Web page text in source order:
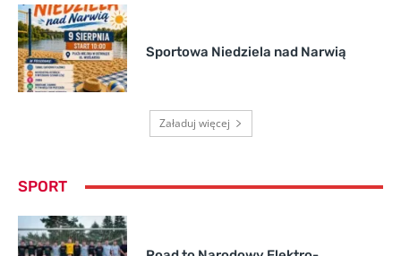
Sportowa Niedziela nad Narwią
Załaduj więcej
SPORT